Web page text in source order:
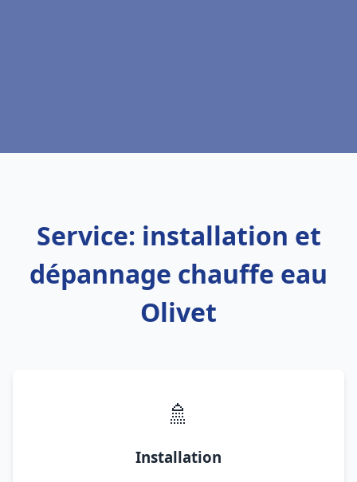
Service: installation et
dépannage chauffe eau
Olivet
🚿
Installation